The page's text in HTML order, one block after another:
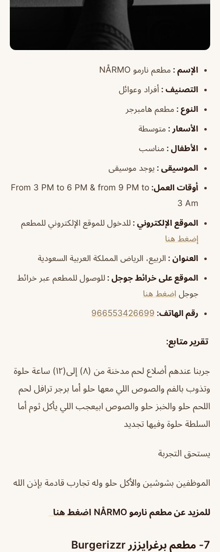
الإسم : مطعم نارمو NÅRMO
التصنيف : أفراد وعوائل
النوع : مطعم هامبرجر
الأسعار : متوسطة
الأطفال : مناسب
الموسيقى : يوجد موسيقى
أوقات العمل:
From 3 PM to 6 PM & from 9 PM to
3 Am
الموقع الإلكتروني : للدخول للموقع الإلكتروني للمطعم
إضغط هنا
العنوان : الربيع، الرياض المملكة العربية السعودية
الموقع على خرائط جوجل : للوصول للمطعم عبر خرائط
جوجل اضغط هنا
رقم الهاتف: 966553426699
تقرير متابع:
جربنا عندهم أضلاع لحم مدخنة من (٨) إلى(١٢) ساعة حلوة
وتذوب بالفم والصوص اللي معها حلو أما برجر ترافل لحم
اللحم حلو والخبز حلو والصوص ابيعجب اللي يأكل ثوم أما
السلطة حلوة وفيها تجديد
يستحق التجربة
الموظفين بشوشين والأكل حلو وله تجارب قادمة بإذن الله
للمزيد عنمطعم نارمو NÅRMO اضغط هنا
7- مطعم برغرايززر Burgerizzr